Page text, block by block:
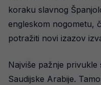
koraku slavnog
engleskom nogometu,
potražiti novi izazov
Najviše pažnje
Saudijske Arabije.